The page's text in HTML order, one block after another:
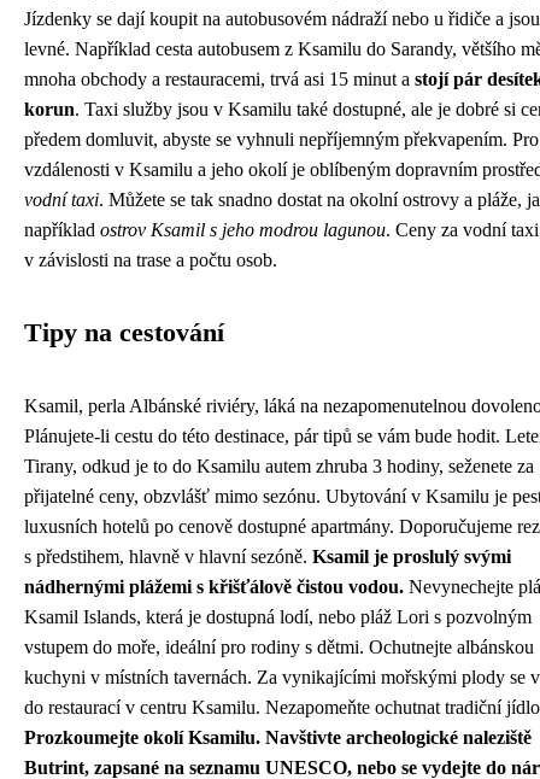
Jízdenky se dají koupit na autobusovém nádraží nebo u řidiče a
levné. Například cesta autobusem z Ksamilu do Sarandy, většího
mnoha obchody a restauracemi, trvá asi 15 minut a stojí pár
korun. Taxi služby jsou v Ksamilu také dostupné, ale je dobré si
předem domluvit, abyste se vyhnuli nepříjemným překvapením.
vzdálenosti v Ksamilu a jeho okolí je oblíbeným dopravním
vodní taxi. Můžete se tak snadno dostat na okolní ostrovy a pláže,
například ostrov Ksamil s jeho modrou lagunou. Ceny za vodní
v závislosti na trase a počtu osob.
Tipy na cestování
Ksamil, perla Albánské riviéry, láká na nezapomenutelnou
Plánujete-li cestu do této destinace, pár tipů se vám bude hodit.
Tirany, odkud je to do Ksamilu autem zhruba 3 hodiny, seženete za
přijatelné ceny, obzvlášť mimo sezónu. Ubytování v Ksamilu je
luxusních hotelů po cenově dostupné apartmány. Doporučujeme
s předstihem, hlavně v hlavní sezóně. Ksamil je proslulý svými
nádhernými plážemi s křišťálově čistou vodou. Nevynechejte
Ksamil Islands, která je dostupná lodí, nebo pláž Lori s pozvolným
vstupem do moře, ideální pro rodiny s dětmi. Ochutnejte albánskou
kuchyni v místních tavernách. Za vynikajícími mořskými plody se
do restaurací v centru Ksamilu. Nezapomeňte ochutnat tradiční
Prozkoumejte okolí Ksamilu. Navštivte archeologické naleziště
Butrint, zapsané na seznamu UNESCO, nebo se vydejte do